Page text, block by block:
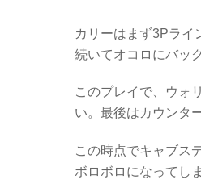
カリーはまず3Pライ
続いてオコロにバッ
このプレイで、ウォ
い。最後はカウンタ
この時点でキャブス
ボロボロになってし